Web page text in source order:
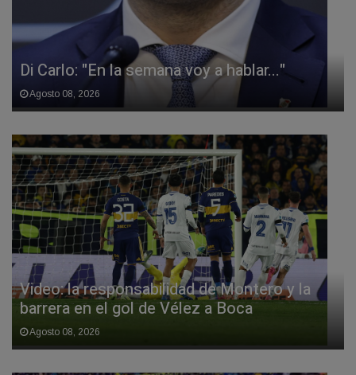
Di Carlo: "En la semana voy a hablar..."
Agosto 08, 2026
Video: la responsabilidad de Montero y la
barrera en el gol de Vélez a Boca
Agosto 08, 2026